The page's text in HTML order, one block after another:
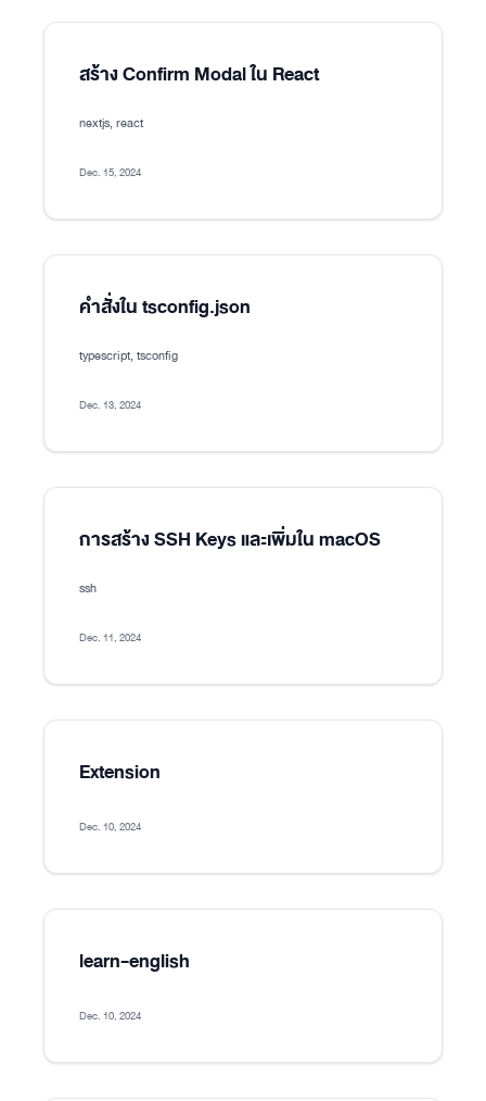
สร้าง Confirm Modal ใน React
nextjs, react
Dec. 15, 2024
คำสั่งใน tsconfig.json
typescript, tsconfig
Dec. 13, 2024
การสร้าง SSH Keys และเพิ่มใน macOS
ssh
Dec. 11, 2024
Extension
Dec. 10, 2024
learn-english
Dec. 10, 2024